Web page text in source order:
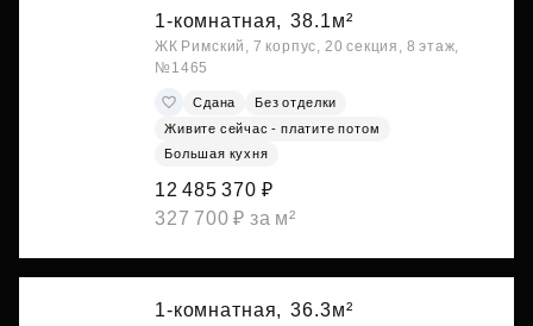
1-комнатная, 38.1м²
ЖК Римский, 7 корпус, 20 секция, 8 этаж,
№1465
Сдана
Без отделки
Живите сейчас - платите потом
Большая кухня
12 485 370 ₽
327 700 ₽ за м²
1-комнатная, 36.3м²